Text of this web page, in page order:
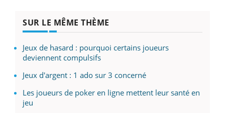
SUR LE MÊME THÈME
Jeux de hasard : pourquoi certains joueurs
deviennent compulsifs
Jeux d'argent : 1 ado sur 3 concerné
Les joueurs de poker en ligne mettent leur santé en
jeu